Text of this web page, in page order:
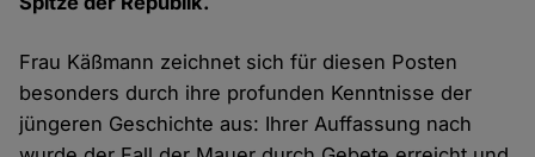
Frau Käßmann zeichnet sich für diesen Posten
besonders durch ihre profunden Kenntnisse der
jüngeren Geschichte aus: Ihrer Auffassung nach